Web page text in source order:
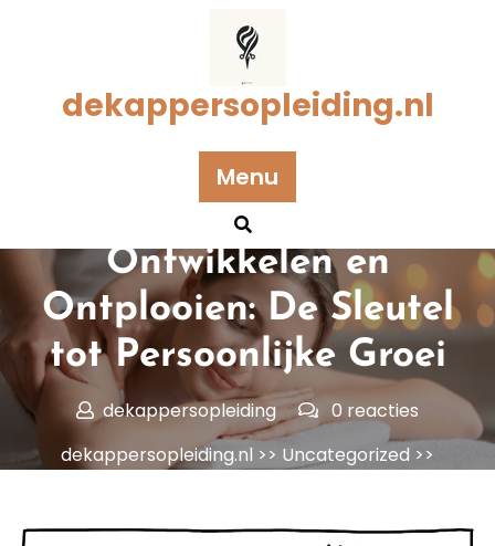
dekappersopleiding.nl
Menu
Geplaatst op 25 september 2025
Ontwikkelen en
Ontplooien: De Sleutel
tot Persoonlijke Groei
dekappersopleiding
0 reacties
dekappersopleiding.nl >> Uncategorized >>